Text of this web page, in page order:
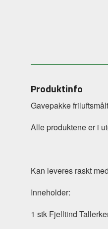
Produktinfo
Gavepakke
Alle produktene er i
Kan leveres raskt
Inneholder:
1 stk Fjelltind